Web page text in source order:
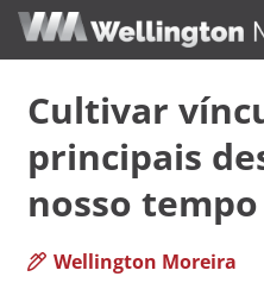
Cultivar
principais
nosso tempo
Wellington Moreira